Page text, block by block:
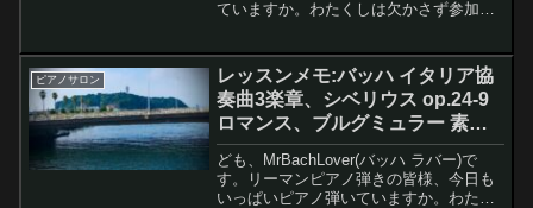
ていますか。わたくしは欠かさず参加し
レポートとなります。レモンちゃん発表
会に...
ピアノサロン
レッスンメモ:バッハ イタリア協
奏曲3楽章、シベリウス op.24-9
ロマンス、ブルグミュラー 素早
い動き
ども、MrBachLover(バッハ ラバー)で
す。リーマンピアノ弾きの皆様、今日も
いっぱいピアノ弾いていますか。わたく